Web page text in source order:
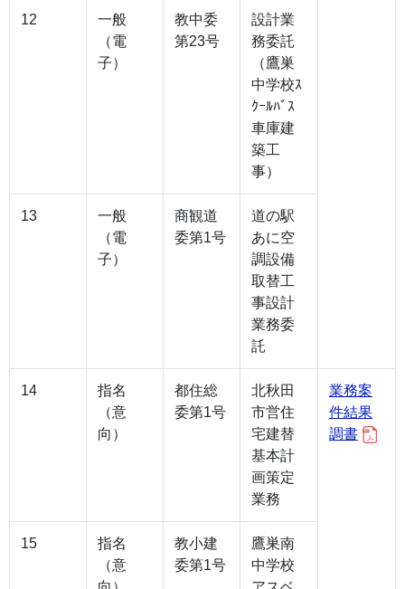
12
一般
（電
子）
教中委
第23号
設計業
務委託
（鷹巣
中学校ｽ
ｸｰﾙﾊﾞｽ
車庫建
築工
事）
13
一般
（電
子）
商観道
委第1号
道の駅
あに空
調設備
取替工
事設計
業務委
託
14
指名
（意
向）
都住総
委第1号
北秋田
市営住
宅建替
基本計
画策定
業務
業務案
件結果
調書
15
指名
（意
教小建
委第1号
鷹巣南
中学校